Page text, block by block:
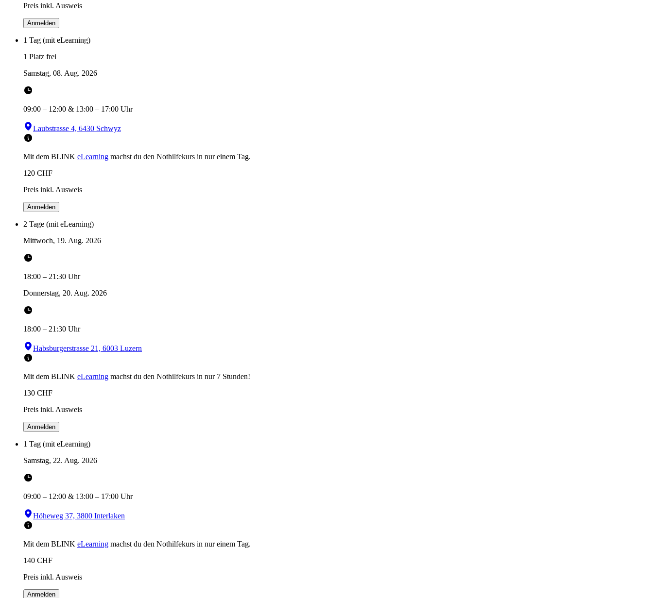
Preis inkl. Ausweis
Anmelden
1 Tag (mit eLearning)
1 Platz frei
Samstag, 08. Aug. 2026
09:00 – 12:00 & 13:00 – 17:00 Uhr
Laubstrasse 4, 6430 Schwyz
Mit dem BLINK eLearning machst du den Nothilfekurs in nur einem Tag.
120 CHF
Preis inkl. Ausweis
Anmelden
2 Tage (mit eLearning)
Mittwoch, 19. Aug. 2026
18:00 – 21:30 Uhr
Donnerstag, 20. Aug. 2026
18:00 – 21:30 Uhr
Habsburgerstrasse 21, 6003 Luzern
Mit dem BLINK eLearning machst du den Nothilfekurs in nur 7 Stunden!
130 CHF
Preis inkl. Ausweis
Anmelden
1 Tag (mit eLearning)
Samstag, 22. Aug. 2026
09:00 – 12:00 & 13:00 – 17:00 Uhr
Höheweg 37, 3800 Interlaken
Mit dem BLINK eLearning machst du den Nothilfekurs in nur einem Tag.
140 CHF
Preis inkl. Ausweis
Anmelden